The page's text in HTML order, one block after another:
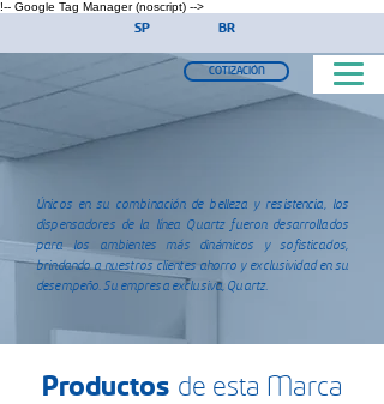
!-- Google Tag Manager (noscript) -->
SP BR
COTIZACIÓN
Únicos en su combinación de belleza y resistencia, los
dispensadores de la línea Quartz fueron desarrollados
para los ambientes más dinámicos y sofisticados,
brindando a nuestros clientes ahorro y exclusividad en su
desempeño. Su empresa exclusiva, Quartz.
Productos de esta Marca